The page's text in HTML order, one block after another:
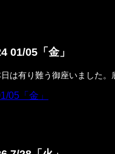
05「金」
は有り難う御座いました
「金」